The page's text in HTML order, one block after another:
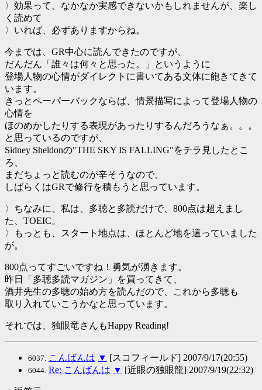
〉効果って、なかなか実感できないかもしれませんが、楽し
く読めて
〉いれば、必ずありますからね。
今までは、GR中心に読んできたのですが、
だんだん「誰々は何々と思った。」というように
登場人物の心情がダイレクトに書いてある文体に飽きてきて
います。
きっとペーパーバックならば、情景描写によって登場人物の
心情を
ほのめかしたりする表現があったりするんだろうなぁ。。。
と思っているのですが、
Sidney Sheldonの"THE SKY IS FALLING"をチラ見したとこ
ろ、
まだちょっと読むのが辛そうなので、
しばらくはGRで修行を積もうと思っています。
〉ちなみに、私は、多聴と多読だけで、800点は超えまし
た、TOEIC。
〉もっとも、スタート地点は、ほとんど地を這っていました
が。
800点ってすごいですね！勇気が湧きます。
昨日「多聴多読マガジン」を買ってきて、
酒井先生の多聴の始め方を読んだので、これから多聴も
取り入れていこうかなと思っています。
それでは、独眼竜さんもHappy Reading!
6037. こんばんは ▼ [スコフィールド] 2007/9/17(20:55)
6044. Re: こんばんは ▼ [近眼の独眼龍] 2007/9/19(22:32)